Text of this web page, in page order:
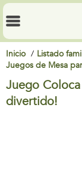
Inicio Listado
Juegos de Mesa
Juego
divertido!